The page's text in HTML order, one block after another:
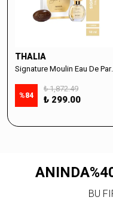
THALIA
Signature Moulin Eau De Parfüm Women 50ml & Sabun Seti
%84
₺ 1,872.49
₺ 299.00
BU